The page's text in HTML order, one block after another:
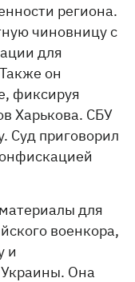
региона.
чиновницу с
для
он
фиксируя
Харькова. СБУ
Суд приговорил
для
военкора,
и
Она